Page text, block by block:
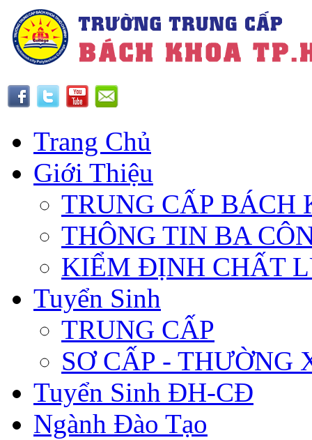
Trang Chủ
Giới Thiệu
TRUNG CẤP BÁCH
THÔNG TIN BA
KIỂM ĐỊNH CHẤT
Tuyển Sinh
TRUNG CẤP
SƠ CẤP - THƯỜNG
Tuyển Sinh ĐH-CĐ
Ngành Đào Tạo